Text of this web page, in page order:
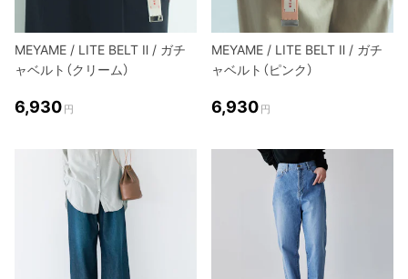
MEYAME / LITE BELT Ⅱ / ガチ
ャベルト（クリーム）
6,930 円
MEYAME / LITE BELT Ⅱ / ガチ
ャベルト（ピンク）
6,930 円